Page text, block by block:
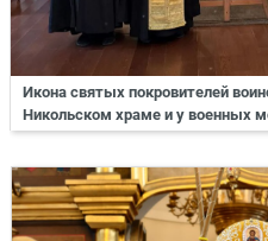
Икона святых покровителей
Никольском храме и у военных